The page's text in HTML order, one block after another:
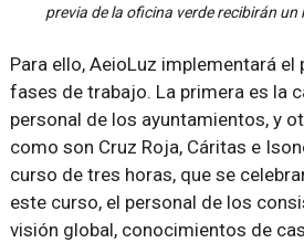
previa de la oficina verde recibirán
Para ello, AeioLuz implementará el
fases de trabajo. La primera es la
personal de los ayuntamientos, y
como son Cruz Roja, Cáritas e
curso de tres horas, que se
este curso, el personal de los
visión global, conocimientos de